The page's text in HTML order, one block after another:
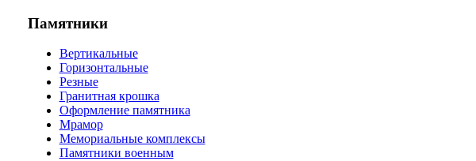
Памятники
Вертикальные
Горизонтальные
Резные
Гранитная крошка
Оформление памятника
Мрамор
Мемориальные комплексы
Памятники военным